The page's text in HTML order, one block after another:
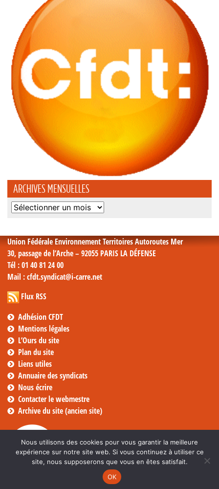
ARCHIVES MENSUELLES
Archives
Union Fédérale Environnement Territoires Autoroutes Mer
30, passage de l’Arche – 92055 PARIS LA DÉFENSE
Tél : 01 40 81 24 00
Mail : cfdt.syndicat@i-carre.net
Flux RSS
Adhésion CFDT
Mentions légales
L’Ours du site
Plan du site
Liens utiles
Annuaire des syndicats
Nous écrire
Contacter le webmestre
Archive du site (ancien site)
Nous utilisons des cookies pour vous garantir la meilleure
expérience sur notre site web. Si vous continuez à utiliser ce
site, nous supposerons que vous en êtes satisfait.
OK